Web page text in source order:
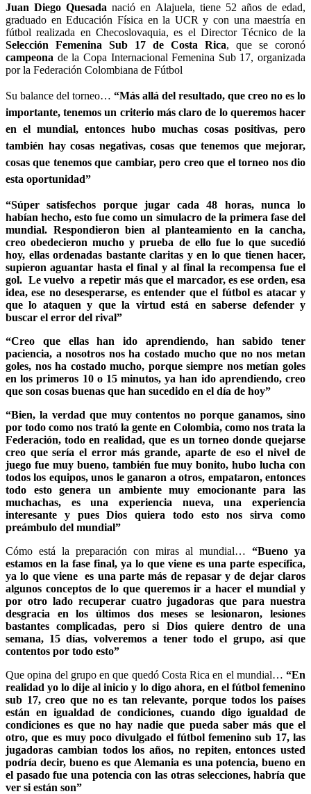
Juan Diego Quesadanació en Alajuela, tiene 52 años de edad,
graduado en Educación Física en la UCR y con una maestría en
fútbol realizada en Checoslovaquia, es el Director Técnico de la
Selección Femenina Sub 17 de Costa Rica, que se coronó
campeona de la Copa Internacional Femenina Sub 17, organizada
por la Federación Colombiana de Fútbol
Su balance del torneo… “Más allá del resultado, que creo no es lo
importante, tenemos un criterio más claro de lo queremos hacer
en el mundial, entonces hubo muchas cosas positivas, pero
también hay cosas negativas, cosas que tenemos que mejorar,
cosas que tenemos que cambiar, pero creo que el torneo nos dio
esta oportunidad”
“Súper satisfechos porque jugar cada 48 horas, nunca lo
habían hecho, esto fue como un simulacro de la primera fase del
mundial. Respondieron bien al planteamiento en la cancha,
creo obedecieron mucho y prueba de ello fue lo que sucedió
hoy, ellas ordenadas bastante claritas y en lo que tienen hacer,
supieron aguantar hasta el final y al final la recompensa fue el
gol. Le vuelvo a repetir más que el marcador, es ese orden, esa
idea, ese no desesperarse, es entender que el fútbol es atacar y
que lo ataquen y que la virtud está en saberse defender y
buscar el error del rival”
“Creo que ellas han ido aprendiendo, han sabido tener
paciencia, a nosotros nos ha costado mucho que no nos metan
goles, nos ha costado mucho, porque siempre nos metían goles
en los primeros 10 o 15 minutos, ya han ido aprendiendo, creo
que son cosas buenas que han sucedido en el día de hoy”
“Bien, la verdad que muy contentos no porque ganamos, sino
por todo como nos trató la gente en Colombia, como nos trata la
Federación, todo en realidad, que es un torneo donde quejarse
creo que sería el error más grande, aparte de eso el nivel de
juego fue muy bueno, también fue muy bonito, hubo lucha con
todos los equipos, unos le ganaron a otros, empataron, entonces
todo esto genera un ambiente muy emocionante para las
muchachas, es una experiencia nueva, una experiencia
interesante y pues Dios quiera todo esto nos sirva como
preámbulo del mundial”
Cómo está la preparación con miras al mundial… “Bueno ya
estamos en la fase final, ya lo que viene es una parte específica,
ya lo que viene es una parte más de repasar y de dejar claros
algunos conceptos de lo que queremos ir a hacer el mundial y
por otro lado recuperar cuatro jugadoras que para nuestra
desgracia en los últimos dos meses se lesionaron, lesiones
bastantes complicadas, pero si Dios quiere dentro de una
semana, 15 días, volveremos a tener todo el grupo, así que
contentos por todo esto”
Que opina del grupo en que quedó Costa Rica en el mundial… “En
realidad yo lo dije al inicio y lo digo ahora, en el fútbol femenino
sub 17, creo que no es tan relevante, porque todos los países
están en igualdad de condiciones, cuando digo igualdad de
condiciones es que no hay nadie que pueda saber más que el
otro, que es muy poco divulgado el fútbol femenino sub 17, las
jugadoras cambian todos los años, no repiten, entonces usted
podría decir, bueno es que Alemania es una potencia, bueno en
el pasado fue una potencia con las otras selecciones, habría que
ver si están son”